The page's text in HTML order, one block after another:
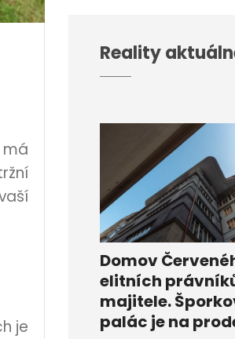
je
Reality
Domov
elitních
majitele.
palác je na